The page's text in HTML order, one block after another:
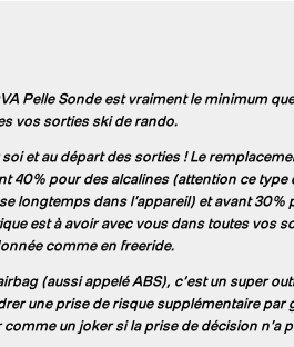
Pelle Sonde est vraiment le minimum que
vos sorties ski de rando.
et au départ des sorties ! Le
40% pour des alcalines (attention ce type
longtemps dans l’appareil) et avant 30%
est à avoir avec vous dans toutes vos
comme en freeride.
(aussi appelé ABS), c‘est un super
une prise de risque supplémentaire par
comme un joker si la prise de décision n’a